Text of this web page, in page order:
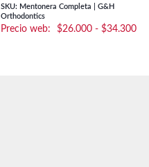
SKU: Mentonera Completa | G&H
Orthodontics
$26.000 - $34.300